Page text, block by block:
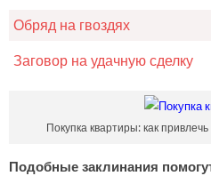
Обряд на гвоздях
Заговор на удачную сделку
Покупка квартиры: как
Подобные заклинания